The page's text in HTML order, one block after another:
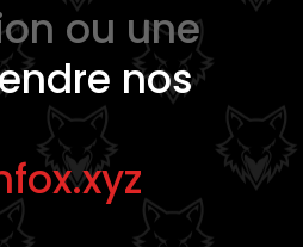
ou une
nos